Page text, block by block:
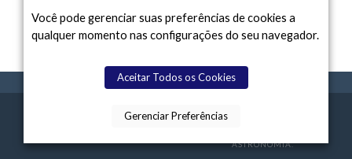
TERMOS CONTATO SPACE TODAY
ASTRONOMIA.
Você pode gerenciar suas preferências de cookies a
qualquer momento nas configurações do seu navegador.
Aceitar Todos os Cookies
Gerenciar Preferências